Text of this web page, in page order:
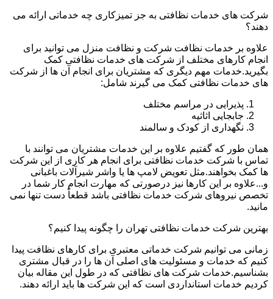
شرکت های خدمات نظافتی به جز تمیزکاری چه خدماتی ارائه می
دهند؟
علاوه بر خدمات نظافت شرکت و نظافت منزل می توانید برای
انجام کارهای مختلف از شرکت های خدمات نظافتی کمک
بگیرید.خدمات مهم دیگری که مشتریان برای انجام آن ها از شرکت
های خدمات نظافتی کمک می گیرند شامل:
پذیرایی در مراسم مختلف
جابجایی اثاثیه
نگهداری از کودک و سالمند
همان طور که گفتیم علاوه بر این خدمات مشتریان می توانند با
تماس با شرکت خدمات نظافتی برای انجام هر کاری از این شرکت
ها کمک بخواهند.مثل تعویض لامپ ها یا واشر شیرآلات باغبانی
و...علاوه بر این کارها نیز درصورتی که مهارت انجام کار شما در
تخصص نیروهای شرکت خدمات نظافتی باشد قطعاً دست تنها نمی
مانید.
بهترین شرکت خدمات نظافتی تهران را چگونه پیدا کنیم؟
زمانی می توانیم شرکت خدماتی معتبری برای کارهای نظافت پیدا
کنیم که خدمات و مسئولیت های اصلی آن ها را در قبال مشتری
بشناسیم.خدمات شرکت های نظافتی که در طول این مقاله بیان
کردیم خدمات استانداردی است که این شرکت ها باید ارائه دهند.